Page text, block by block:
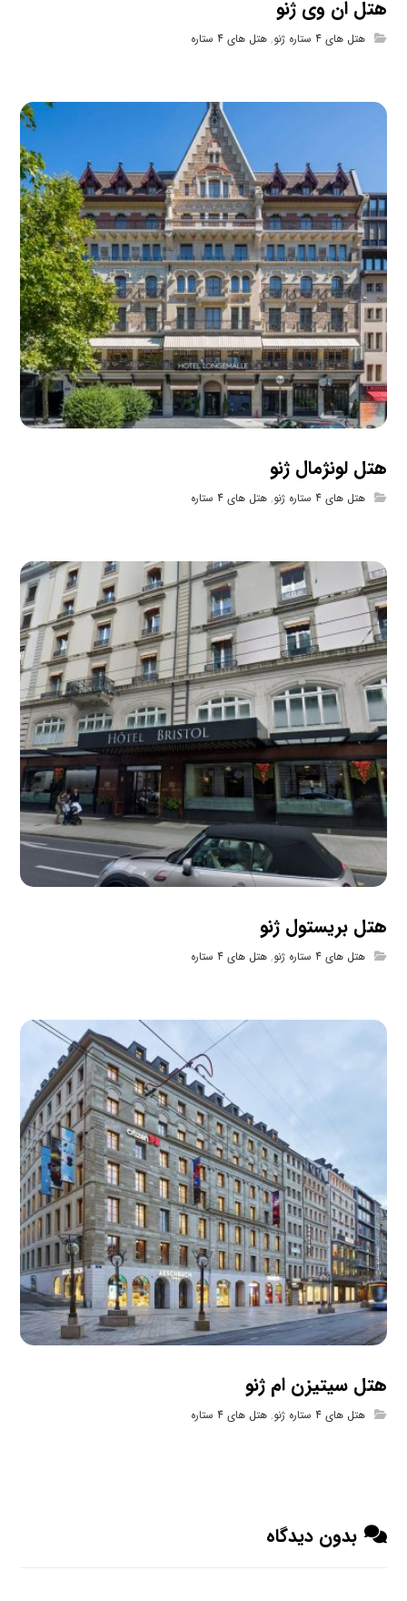
هتل ان وی ژنو
هتل های 4 ستاره ژنو ,هتل های 4 ستاره
هتل لونژمال ژنو
هتل های 4 ستاره ژنو ,هتل های 4 ستاره
هتل بریستول ژنو
هتل های 4 ستاره ژنو ,هتل های 4 ستاره
هتل سیتیزن ام ژنو
هتل های 4 ستاره ژنو ,هتل های 4 ستاره
بدون دیدگاه